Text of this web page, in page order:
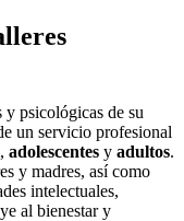
y psicológicas de su
un servicio profesional
, adolescentes y adultos.
y madres, así como
intelectuales,
al bienestar y